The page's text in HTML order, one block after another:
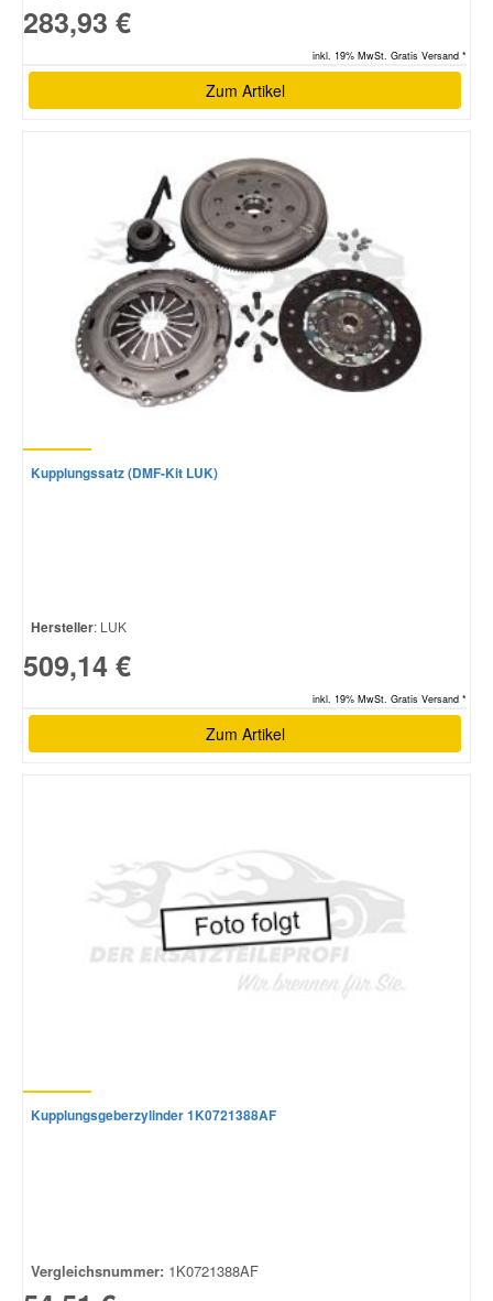
283,93 €
inkl. 19% MwSt. Gratis Versand *
Zum Artikel
Kupplungssatz (DMF-Kit LUK)
Hersteller: LUK
509,14 €
inkl. 19% MwSt. Gratis Versand *
Zum Artikel
Kupplungsgeberzylinder 1K0721388AF
Vergleichsnummer: 1K0721388AF